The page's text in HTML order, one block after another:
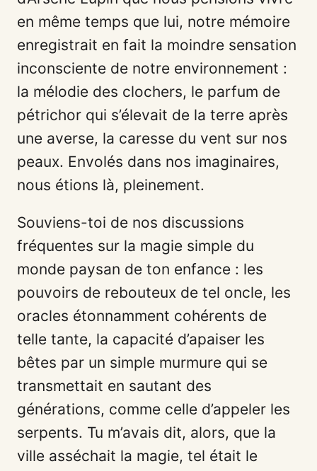
en même temps que lui, notre mémoire
enregistrait en fait la moindre sensation
inconsciente de notre environnement :
la mélodie des clochers, le parfum de
pétrichor qui s’élevait de la terre après
une averse, la caresse du vent sur nos
peaux. Envolés dans nos imaginaires,
nous étions là, pleinement.
Souviens-toi de nos discussions
fréquentes sur la magie simple du
monde paysan de ton enfance : les
pouvoirs de rebouteux de tel oncle, les
oracles étonnamment cohérents de
telle tante, la capacité d’apaiser les
bêtes par un simple murmure qui se
transmettait en sautant des
générations, comme celle d’appeler les
serpents. Tu m’avais dit, alors, que la
ville asséchait la magie, tel était le